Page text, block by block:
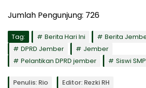
Jumlah Pengunjung: 726
Tag: Berita Hari Ini
Berita
DPRD Jember
Jember
Pelantikan DPRD jember
Siswi SMP
Penulis: Rio Editor: Rezki RH